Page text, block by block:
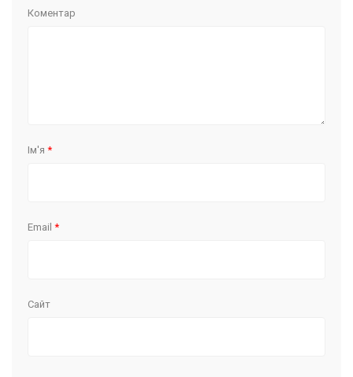
Коментар
Ім'я *
Email *
Сайт